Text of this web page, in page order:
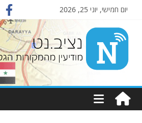
יום חמישי, יוני 25, 2026
Nziv.net
מודיעין
מהמקורות